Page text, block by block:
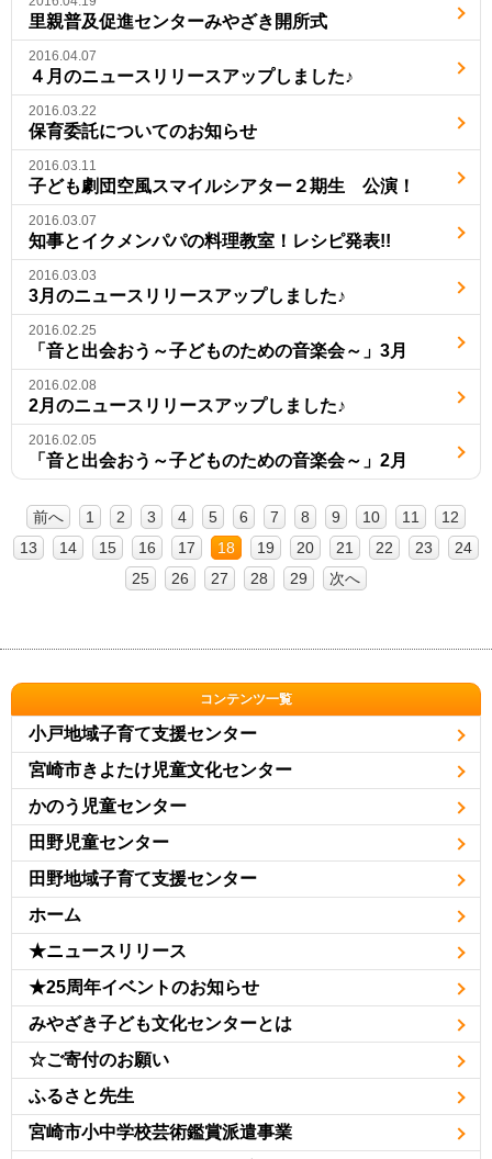
里親普及促進センターみやざき開所式
2016.04.07
４月のニュースリリースアップしました♪
2016.03.22
保育委託についてのお知らせ
2016.03.11
子ども劇団空風スマイルシアター２期生 公演！
2016.03.07
知事とイクメンパパの料理教室！レシピ発表!!
2016.03.03
3月のニュースリリースアップしました♪
2016.02.25
「音と出会おう～子どものための音楽会～」3月
2016.02.08
2月のニュースリリースアップしました♪
2016.02.05
「音と出会おう～子どものための音楽会～」2月
前へ 1 2 3 4 5 6 7 8 9 10 11
12
13
14 15 16 17 18 19 20 21 22 23
24
25
26 27 28 29 次へ
コンテンツ一覧
小戸地域子育て支援センター
宮崎市きよたけ児童文化センター
かのう児童センター
田野児童センター
田野地域子育て支援センター
ホーム
★ニュースリリース
★25周年イベントのお知らせ
みやざき子ども文化センターとは
☆ご寄付のお願い
ふるさと先生
宮崎市小中学校芸術鑑賞派遣事業